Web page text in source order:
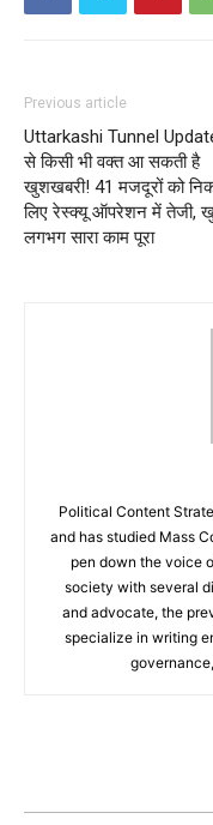
Previous article
Uttarkashi Tunnel
से किसी भी वक्त आ सकती है
खुशखबरी! 41 मजदूरों को
लिए रेस्क्यू ऑपरेशन में तेजी,
लगभग सारा काम पूरा
Political Content
and has studied Mass
pen down the voice
society with several
and advocate, the
specialize in writing